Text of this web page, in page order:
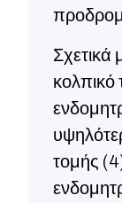
Σχετικά
κολπικό
τομής